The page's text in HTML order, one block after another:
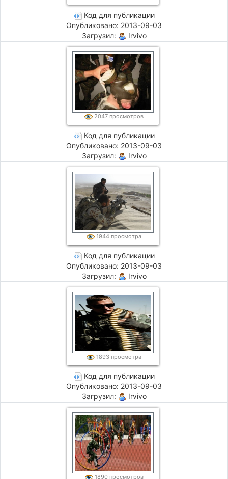
Код для публикации
Опубликовано: 2013-09-03
Загрузил:
Irvivo
2047 просмотров
Код для публикации
Опубликовано: 2013-09-03
Загрузил:
Irvivo
1944 просмотра
Код для публикации
Опубликовано: 2013-09-03
Загрузил:
Irvivo
1893 просмотра
Код для публикации
Опубликовано: 2013-09-03
Загрузил:
Irvivo
1890 просмотров